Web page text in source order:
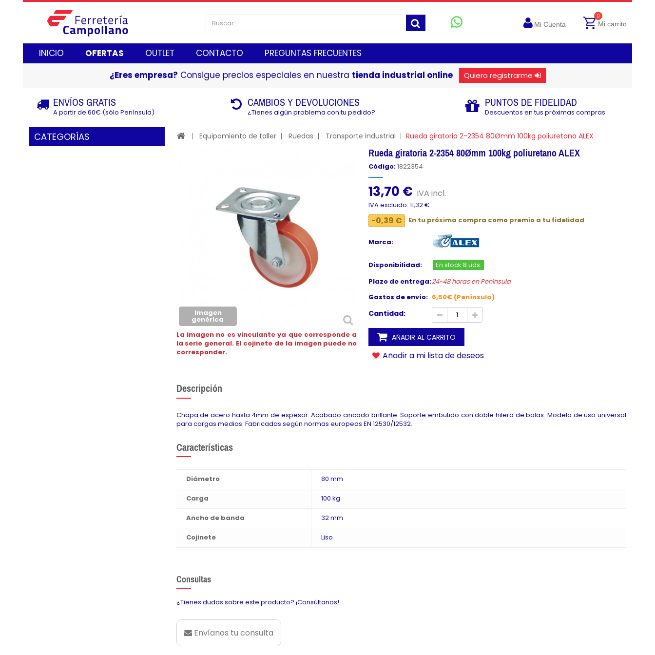
INICIO OFERTAS OUTLET CONTACTO PREGUNTAS FRECUENTES
Mi Cuenta
0
Mi carrito
¿Eres empresa? Consigue precios especiales en nuestra tienda industrial online Quiero registrarme
ENVÍOS GRATIS
A partir de 60€ (sólo Península)
CAMBIOS Y DEVOLUCIONES
¿Tienes algún problema con tu pedido?
PUNTOS DE FIDELIDAD
Descuentos en tus próximas compras
CATEGORÍAS Equipamiento de taller Ruedas Transporte industrial Rueda giratoria 2-2354 80Ømm 100kg poliuretano ALEX
Imagen
genérica
La imagen no es vinculante ya que corresponde a
la serie general. El cojinete de la imagen puede no
corresponder.
Rueda giratoria 2-2354 80Ømm 100kg poliuretano ALEX
Código:1822354
13,70 € IVA incl.
IVA excluido: 11,32 €
-0,39 € En tu próxima compra como premio a tu fidelidad
Marca:
Disponibilidad:
En stock 8 uds.
Plazo de entrega:24-48 horas en Península
Gastos de envío: 6,50€ (Península)
Cantidad:
AÑADIR AL CARRITO
Añadir a mi lista de deseos
Descripción
Chapa de acero hasta 4mm de espesor. Acabado cincado brillante. Soporte embutido con doble hilera de bolas. Modelo de uso universal
para cargas medias. Fabricadas según normas europeas EN 12530/12532.
Características
Diámetro 80 mm
Carga 100 kg
Ancho de banda 32 mm
Cojinete Liso
Consultas
¿Tienes dudas sobre este producto? ¡Consúltanos!
Envíanos tu consulta